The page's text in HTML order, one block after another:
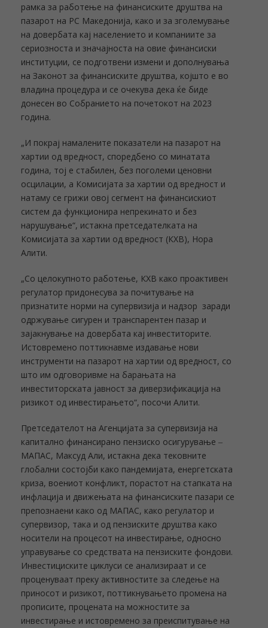
рамка за работење на финансиските друштва на
пазарот на РС Македонија, како и за зголемување
на довербата кај населението и компаниите за
сериозноста и значајноста на овие финансиски
институции, се подготвени измени и дополнувања
на Законот за финансиските друштва, којшто е во
владина процедура и се очекува дека ќе биде
донесен во Собранието на почетокот на 2023
година.
„И покрај намалените показатели на пазарот на
хартии од вредност, споредбено со минатата
година, тој е стабилен, без поголеми ценовни
осцилации, a Комисијата за хартии од вредност и
натаму се грижи овој сегмент на финансискиот
систем да функционира непрекинато и без
нарушување“, истакна претседателката на
Комисијата за хартии од вредност (КХВ), Нора
Алити.
„Со целокупното работење, КХВ како проактивен
регулатор придонесува за почитување на
признатите норми на супервизија и надзор заради
одржување сигурен и транспарентен пазар и
зајакнување на довербата кај инвеститорите.
Истовремено поттикнавме издавање нови
инструменти на пазарот на хартии од вредност, со
што им одговоривме на барањата на
инвеститорската јавност за диверзификација на
ризикот од инвестирањето“, посочи Алити.
Претседателот на Агенцијата за супервизија на
капитално финансирано пензиско осигурување ‒
МАПАС, Максуд Али, истакна дека тековните
глобални состојби како пандемијата, енергетската
криза, воениот конфликт, порастот на стапката на
инфлација и движењата на финансиските пазари се
препознаени како од МАПАС, како регулатор и
супервизор, така и од пензиските друштва како
носители на процесот на инвестирање, односно
управување со средствата на пензиските фондови.
Инвестициските циклуси се анализираат и се
проценуваат преку активностите за следење на
приносот и ризикот, поттикнувањето промена на
прописите, процената на можностите за
инвестирање и истовремено за преиспитување на